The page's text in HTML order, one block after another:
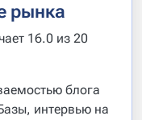
рынка
16.0 из 20
блога
интервью на